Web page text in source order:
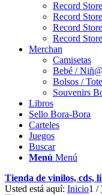
Record
Record
Record
Record
Merchan
Camisetas
Bebé / Niñ@
Bolsos /
Souvenirs
Libros
Sello Bora-Bora
Carteles
Juegos
Buscar
Menú Menú
Tienda de vinilos, cds,
Usted está aquí: Inicio1 /